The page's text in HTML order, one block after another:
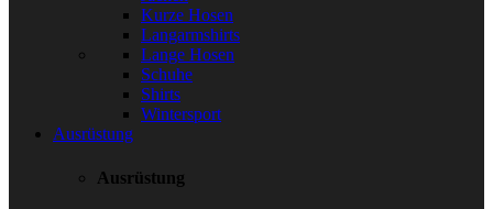
Kurze Hosen
Langarmshirts
Lange Hosen
Schuhe
Shirts
Wintersport
Ausrüstung
Ausrüstung